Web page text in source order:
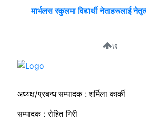
मार्भलस स्कुलमा विद्यार्थी नेताहरूलाई
७
सुदीप्ता क्यान्सर सर्भाइभर र्याम्प शो : जीवनले
अध्यक्ष/प्रबन्ध सम्पादक : शर्मिला कार्की
सम्पादक : रोहित गिरी